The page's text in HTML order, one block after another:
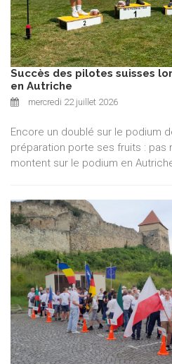
Succès des pilotes suisses
en Autriche
mercredi 22 juillet 2026
Encore un doublé sur le podium
préparation porte ses fruits : pas
montent sur le podium en